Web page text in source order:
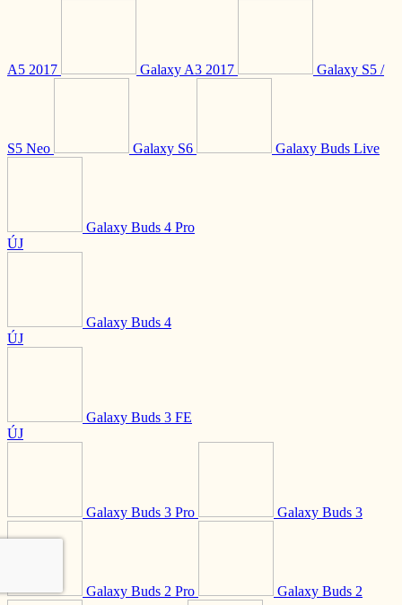
A5 2017 Galaxy A3 2017 Galaxy S5 /
S5 Neo Galaxy S6 Galaxy Buds Live
Galaxy Buds 4 Pro
ÚJ
Galaxy Buds 4
ÚJ
Galaxy Buds 3 FE
ÚJ
Galaxy Buds 3 Pro Galaxy Buds 3
Galaxy Buds 2 Pro Galaxy Buds 2